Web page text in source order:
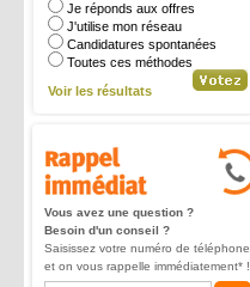
Je réponds aux offres
J'utilise mon réseau
Candidatures spontanées
Toutes ces méthodes
Voir les résultats
Vous avez une question ?
Besoin d'un conseil ?
Saisissez votre numéro de téléphone
et on vous rappelle immédiatement* !